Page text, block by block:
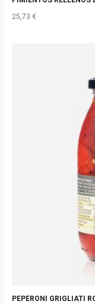
25,73 €
PEPERONI GRIGLIATI